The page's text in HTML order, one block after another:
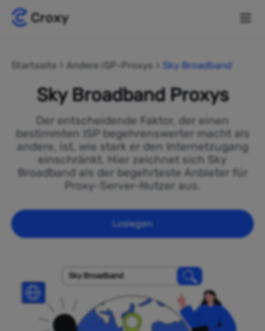
Startseite Andere ISP-Proxys Sky Broadband
Sky Broadband Proxys
Der entscheidende Faktor, der einen
bestimmten ISP begehrenswerter macht als
andere, ist, wie stark er den Internetzugang
einschränkt. Hier zeichnet sich Sky
Broadband als der begehrteste Anbieter für
Proxy-Server-Nutzer aus.
Loslegen
Sky Broadband